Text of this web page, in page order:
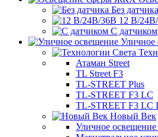
Без датчика
12 В/
С датчиком
Уличное
Атаман Street
TL Street F3
TL-STREET Plus
TL-STREET F3 LC
TL-STREET F3 LC
Новый Век
Уличное